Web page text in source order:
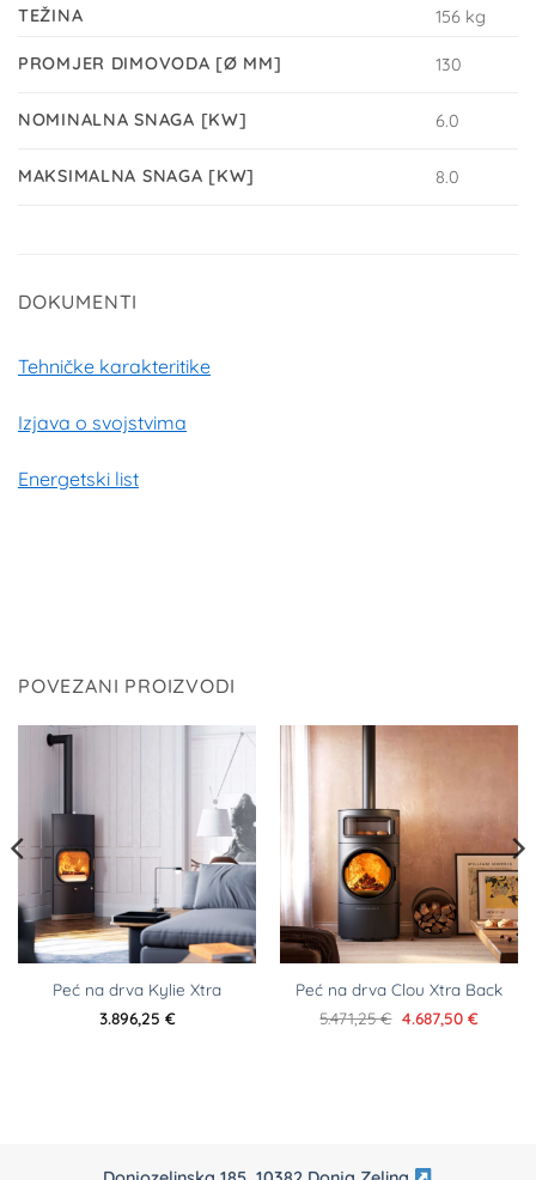
TEŽINA 156 kg
PROMJER DIMOVODA [Ø MM] 130
NOMINALNA SNAGA [KW] 6.0
MAKSIMALNA SNAGA [KW] 8.0
DOKUMENTI
Tehničke karakteritike
Izjava o svojstvima
Energetski list
POVEZANI PROIZVODI
Peć na drva Kylie Xtra
3.896,25 €
Peć na drva Clou Xtra Back
5.471,25€ Izvorna
cijena
4.687,50 €